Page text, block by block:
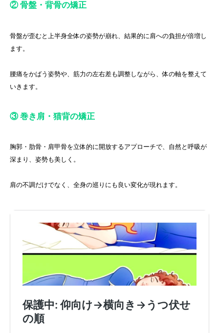
② 骨盤・背骨の矯正
骨盤が歪むと上半身全体の姿勢が崩れ、結果的に肩への負担が倍増し
ます。
腰痛をかばう姿勢や、筋力の左右差も調整しながら、体の軸を整えて
いきます。
③ 巻き肩・猫背の矯正
胸郭・肋骨・肩甲骨を立体的に開放するアプローチで、自然と呼吸が
深まり、姿勢も美しく。
肩の不調だけでなく、全身の巡りにも良い変化が現れます。